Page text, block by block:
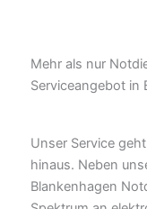
Mehr als nur
Serviceangebot in
Unser Service
hinaus. Neben
Blankenhagen